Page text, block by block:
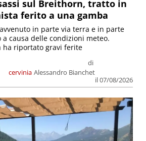
sul Breithorn, tratto in
ferito a una gamba
cervinia
di
Alessandro Bianchet
il 07/08/2026
in parte via terra e in parte
causa delle condizioni meteo.
ha riportato gravi ferite